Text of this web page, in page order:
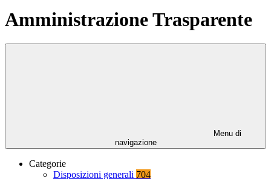
Amministrazione Trasparente
Menu di
navigazione
Categorie
Disposizioni generali 704